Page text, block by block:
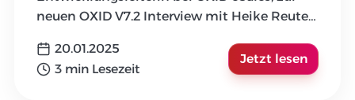
neuen OXID V7.2 Interview mit Heike Reuter,
20.01.2025
3 min Lesezeit
Jetzt lesen